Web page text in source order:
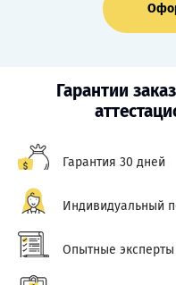
Гарантии
Гарантия 30 дней
Индивидуальный
Опытные эксперты